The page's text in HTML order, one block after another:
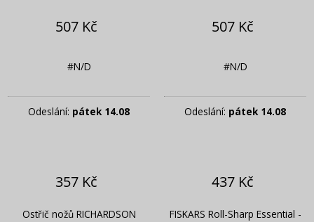
507 Kč
#N/D
Odeslání: pátek 14.08
507 Kč
#N/D
Odeslání: pátek 14.08
357 Kč
Ostřič nožů RICHARDSON
437 Kč
FISKARS Roll-Sharp Essential -